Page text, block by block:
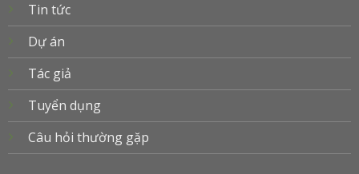
Tin tức
Dự án
Tác giả
Tuyển dụng
Câu hỏi thường gặp